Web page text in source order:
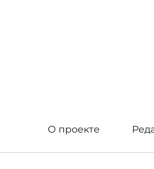
О проекте